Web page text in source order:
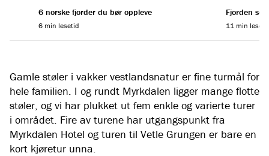
6 norske fjorder du bør oppleve
6 min lesetid
Fjorden
11 min
Gamle støler i vakker vestlandsnatur er fine turmål for
hele familien. I og rundt Myrkdalen ligger mange flotte
støler, og vi har plukket ut fem enkle og varierte turer
i området. Fire av turene har utgangspunkt fra
Myrkdalen Hotel og turen til Vetle Grungen er bare en
kort kjøretur unna.